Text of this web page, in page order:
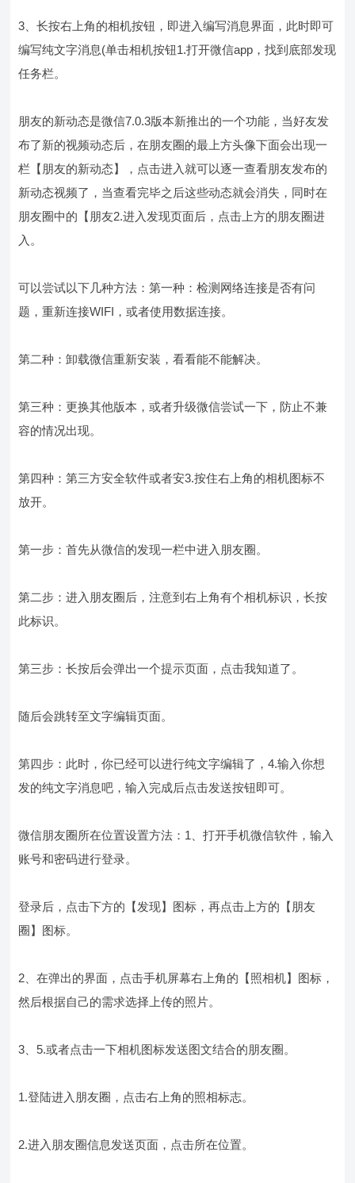
3、长按右上角的相机按钮，即进入编写消息界面，此时即可
编写纯文字消息(单击相机按钮1.打开微信app，找到底部发现
任务栏。
朋友的新动态是微信7.0.3版本新推出的一个功能，当好友发
布了新的视频动态后，在朋友圈的最上方头像下面会出现一
栏【朋友的新动态】，点击进入就可以逐一查看朋友发布的
新动态视频了，当查看完毕之后这些动态就会消失，同时在
朋友圈中的【朋友2.进入发现页面后，点击上方的朋友圈进
入。
可以尝试以下几种方法：第一种：检测网络连接是否有问
题，重新连接WIFI，或者使用数据连接。
第二种：卸载微信重新安装，看看能不能解决。
第三种：更换其他版本，或者升级微信尝试一下，防止不兼
容的情况出现。
第四种：第三方安全软件或者安3.按住右上角的相机图标不
放开。
第一步：首先从微信的发现一栏中进入朋友圈。
第二步：进入朋友圈后，注意到右上角有个相机标识，长按
此标识。
第三步：长按后会弹出一个提示页面，点击我知道了。
随后会跳转至文字编辑页面。
第四步：此时，你已经可以进行纯文字编辑了，4.输入你想
发的纯文字消息吧，输入完成后点击发送按钮即可。
微信朋友圈所在位置设置方法：1、打开手机微信软件，输入
账号和密码进行登录。
登录后，点击下方的【发现】图标，再点击上方的【朋友
圈】图标。
2、在弹出的界面，点击手机屏幕右上角的【照相机】图标，
然后根据自己的需求选择上传的照片。
3、5.或者点击一下相机图标发送图文结合的朋友圈。
1.登陆进入朋友圈，点击右上角的照相标志。
2.进入朋友圈信息发送页面，点击所在位置。